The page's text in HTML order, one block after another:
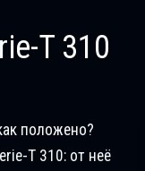
T 310
положено?
T 310: от неё